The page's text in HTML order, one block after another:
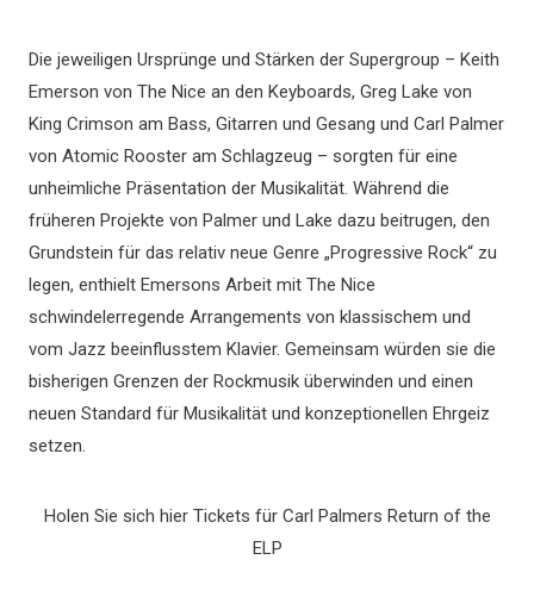
Die jeweiligen Ursprünge und Stärken der Supergroup – Keith
Emerson von The Nice an den Keyboards, Greg Lake von
King Crimson am Bass, Gitarren und Gesang und Carl Palmer
von Atomic Rooster am Schlagzeug – sorgten für eine
unheimliche Präsentation der Musikalität. Während die
früheren Projekte von Palmer und Lake dazu beitrugen, den
Grundstein für das relativ neue Genre „Progressive Rock“ zu
legen, enthielt Emersons Arbeit mit The Nice
schwindelerregende Arrangements von klassischem und
vom Jazz beeinflusstem Klavier. Gemeinsam würden sie die
bisherigen Grenzen der Rockmusik überwinden und einen
neuen Standard für Musikalität und konzeptionellen Ehrgeiz
setzen.
Holen Sie sich hier Tickets für Carl Palmers Return of the
ELP